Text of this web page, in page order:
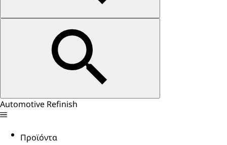
Automotive Refinish
Προϊόντα